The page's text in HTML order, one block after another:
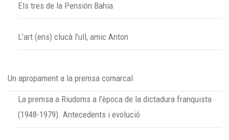
Els tres de la Pensión Bahia
L’art (ens) clucà l’ull, amic Anton
Un apropament a la premsa comarcal
La premsa a Riudoms a l’època de la dictadura franquista
(1948-1979). Antecedents i evolució